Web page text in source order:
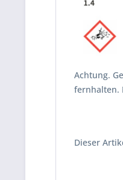
Achtung.
fernhalten.
Dieser